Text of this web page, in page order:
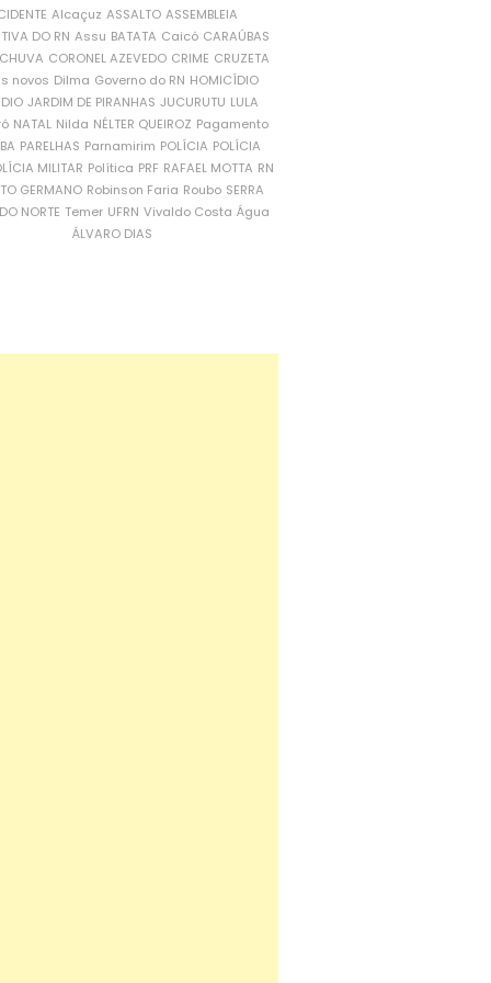
Alcaçuz ASSALTO ASSEMBLEIA
DO RN Assu BATATA Caicó CARAÚBAS
CORONEL AZEVEDO CRIME CRUZETA
novos Dilma Governo do RN HOMICÍDIO
JARDIM DE PIRANHAS JUCURUTU LULA
NATAL Nilda NÉLTER QUEIROZ Pagamento
PARELHAS Parnamirim POLÍCIA POLÍCIA
MILITAR Política PRF RAFAEL MOTTA RN
GERMANO Robinson Faria Roubo SERRA
NORTE Temer UFRN Vivaldo Costa Água
ÁLVARO DIAS